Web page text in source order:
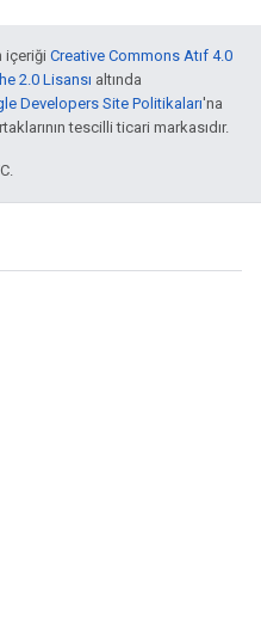
içeriği Creative Commons Atıf 4.0
2.0 Lisansı altında
Developers Site Politikaları'na
tescilli ticari markasıdır.